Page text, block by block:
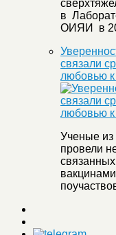
в
ОИЯИ в
связали
любовью к
Ученые из
провели
связанных